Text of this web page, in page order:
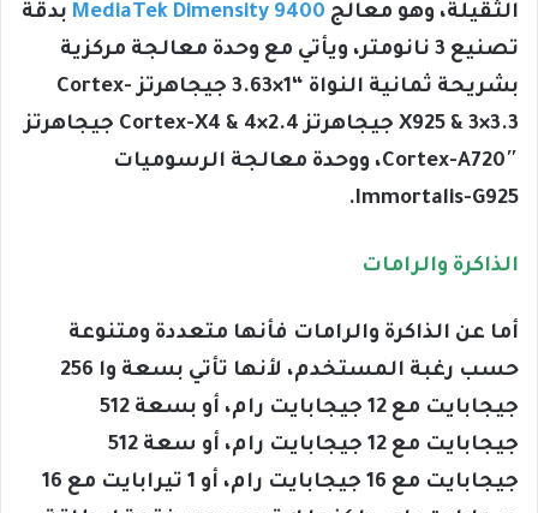
الثقيلة، وهو معالج
بدقة
تصنيع 3 نانومتر، ويأتي مع وحدة معالجة مركزية
بشريحة ثمانية النواة “1×3.63 جيجاهرتز Cortex-
X925 & 3×3.3 جيجاهرتز Cortex-X4 & 4×2.4 جيجاهرتز
Cortex-A720″، ووحدة معالجة الرسوميات
Immortalis-G925.
الذاكرة والرامات
أما عن الذاكرة والرامات فأنها متعددة ومتنوعة
حسب رغبة المستخدم، لأنها تأتي بسعة وا 256
جيجابايت مع 12 جيجابايت رام، أو بسعة 512
جيجابايت مع 12 جيجابايت رام، أو سعة 512
جيجابايت مع 16 جيجابايت رام، أو 1 تيرابايت مع 16